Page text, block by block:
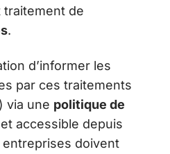
de
.
d’informer les
par ces traitements
via une politique de
accessible depuis
doivent